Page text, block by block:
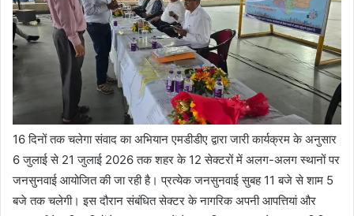
16 दिनों तक चलेगा संवाद का अभियान एमडीडीए द्वारा जारी कार्यक्रम के अनुसार
6 जुलाई से 21 जुलाई 2026 तक शहर के 12 सेक्टरों में अलग-अलग स्थानों पर
जनसुनवाई आयोजित की जा रही है। प्रत्येक जनसुनवाई सुबह 11 बजे से शाम 5
बजे तक चलेगी। इस दौरान संबंधित सेक्टर के नागरिक अपनी आपत्तियां और